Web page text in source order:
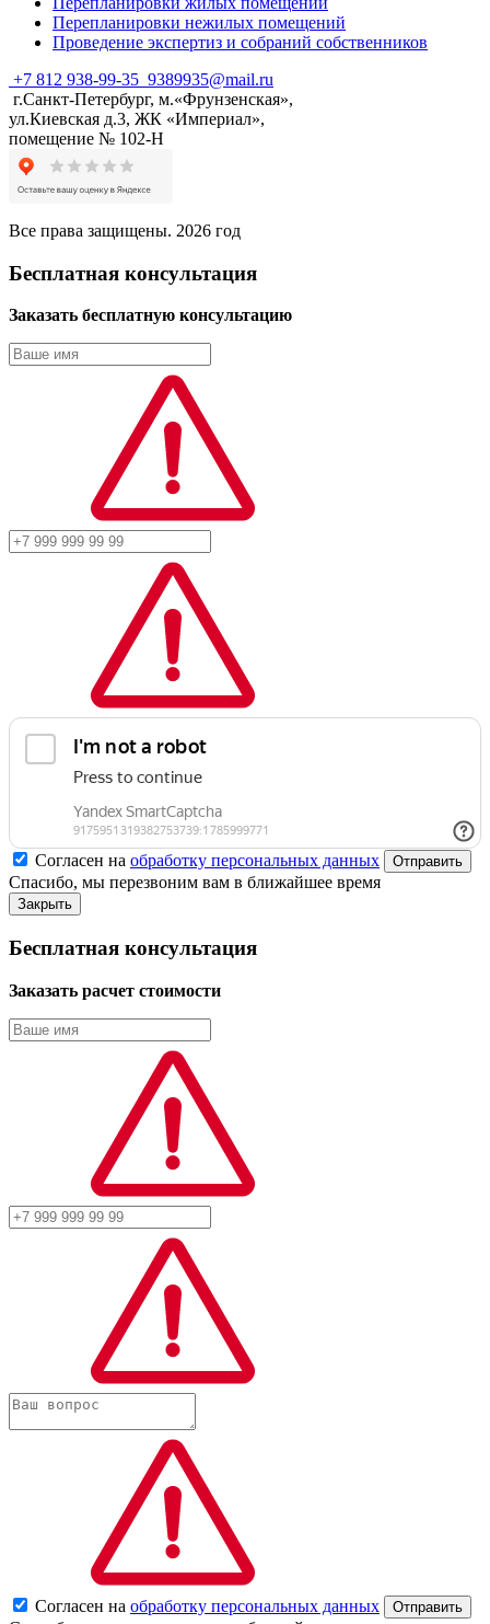
Перепланировки нежилых помещений
Проведение экспертиз и собраний собственников
+7 812 938-99-35 9389935@mail.ru
г.Санкт-Петербург, м.«Фрунзенская»,
ул.Киевская д.3, ЖК «Империал»,
помещение № 102-Н
Все права защищены. 2026 год
Бесплатная консультация
Заказать бесплатную консультацию
Согласен на обработку персональных данных
Спасибо, мы перезвоним вам в ближайшее время
Закрыть
Бесплатная консультация
Заказать расчет стоимости
Согласен на обработку персональных данных